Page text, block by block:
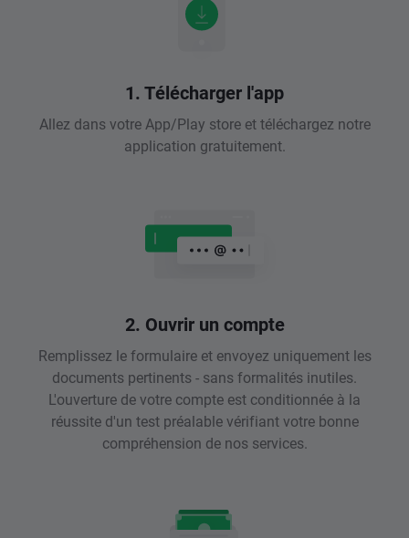
1. Télécharger l'app
Allez dans votre App/Play store et téléchargez notre
application gratuitement.
2. Ouvrir un compte
Remplissez le formulaire et envoyez uniquement les
documents pertinents - sans formalités inutiles.
L'ouverture de votre compte est conditionnée à la
réussite d'un test préalable vérifiant votre bonne
compréhension de nos services.